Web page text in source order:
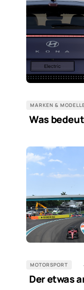
MARKEN &
Was
MOTORSPORT
Der etwas